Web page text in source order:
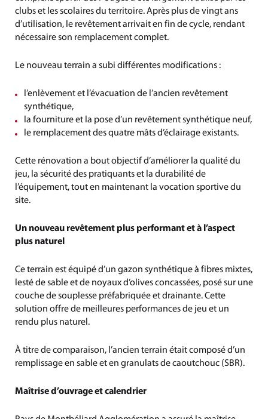
clubs et les scolaires du territoire. Après plus de vingt ans
d’utilisation, le revêtement arrivait en fin de cycle, rendant
nécessaire son remplacement complet.
Le nouveau terrain a subi différentes modifications :
l’enlèvement et l’évacuation de l’ancien revêtement
synthétique,
la fourniture et la pose d’un revêtement synthétique neuf,
le remplacement des quatre mâts d’éclairage existants.
Cette rénovation a bout objectif d’améliorer la qualité du
jeu, la sécurité des pratiquants et la durabilité de
l’équipement, tout en maintenant la vocation sportive du
site.
Un nouveau revêtement plus performant et à l’aspect
plus naturel
Ce terrain est équipé d’un gazon synthétique à fibres mixtes,
lesté de sable et de noyaux d’olives concassées, posé sur une
couche de souplesse préfabriquée et drainante. Cette
solution offre de meilleures performances de jeu et un
rendu plus naturel.
À titre de comparaison, l’ancien terrain était composé d’un
remplissage en sable et en granulats de caoutchouc (SBR).
Maîtrise d’ouvrage et calendrier